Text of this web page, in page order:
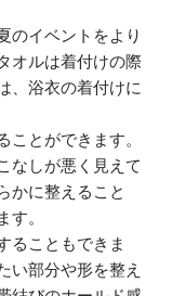
のイベントをより
オルは着付けの際
、浴衣の着付けに
ことができます。
なしが悪く見えて
かに整えること
す。
ることもできま
い部分や形を整え